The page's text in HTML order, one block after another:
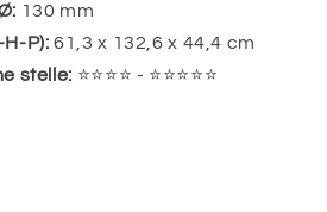
130 mm
P): 61,3 x 132,6 x 44,4 cm
stelle: ⭐⭐⭐⭐ - ⭐⭐⭐⭐⭐